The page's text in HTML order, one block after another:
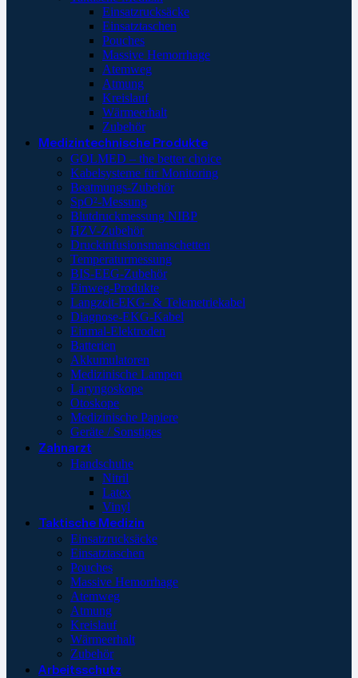
Einsatzrucksäcke
Einsatztaschen
Pouches
Massive Hemorrhage
Atemweg
Atmung
Kreislauf
Wärmeerhalt
Zubehör
Medizintechnische Produkte
GOLMED – the better choice
Kabelsysteme für Monitoring
Beatmungs-Zubehör
SpO²-Messung
Blutdruckmessung NIBP
HZV-Zubehör
Druckinfusionsmanschetten
Temperaturmessung
BIS-EEG-Zubehör
Einweg-Produkte
Langzeit-EKG- & Telemetriekabel
Diagnose-EKG-Kabel
Einmal-Elektroden
Batterien
Akkumulatoren
Medizinische Lampen
Laryngoskope
Otoskope
Medizinische Papiere
Geräte / Sonstiges
Zahnarzt
Handschuhe
Nitril
Latex
Vinyl
Taktische Medizin
Einsatzrucksäcke
Einsatztaschen
Pouches
Massive Hemorrhage
Atemweg
Atmung
Kreislauf
Wärmeerhalt
Zubehör
Arbeitsschutz